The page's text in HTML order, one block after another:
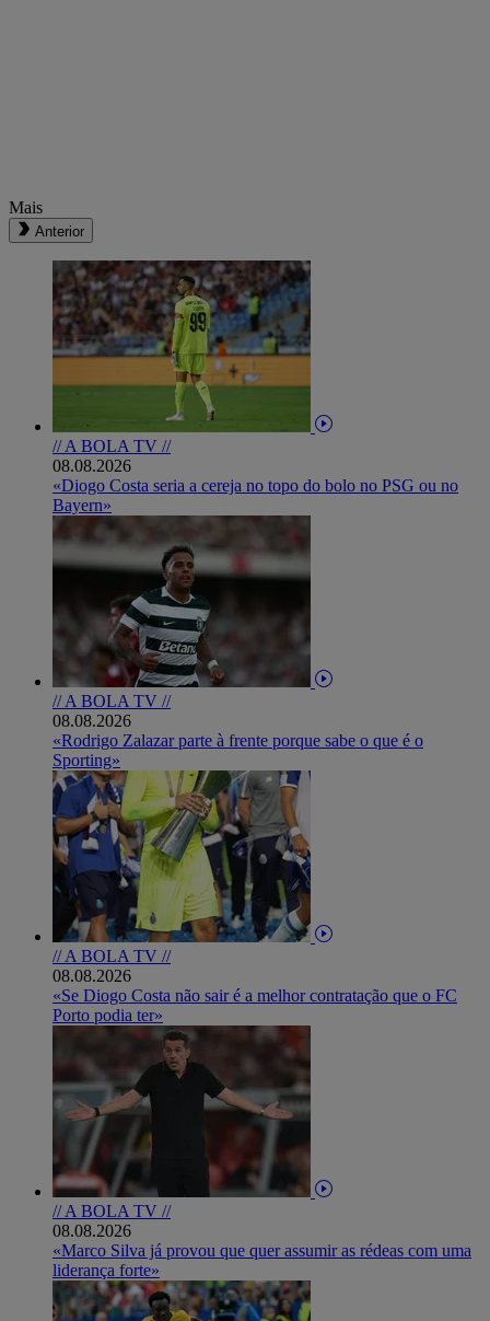
Mais
Anterior
// A BOLA TV //
08.08.2026
«Diogo Costa seria a cereja no topo do bolo no PSG ou no
Bayern»
// A BOLA TV //
08.08.2026
«Rodrigo Zalazar parte à frente porque sabe o que é o
Sporting»
// A BOLA TV //
08.08.2026
«Se Diogo Costa não sair é a melhor contratação que o FC
Porto podia ter»
// A BOLA TV //
08.08.2026
«Marco Silva já provou que quer assumir as rédeas com uma
liderança forte»